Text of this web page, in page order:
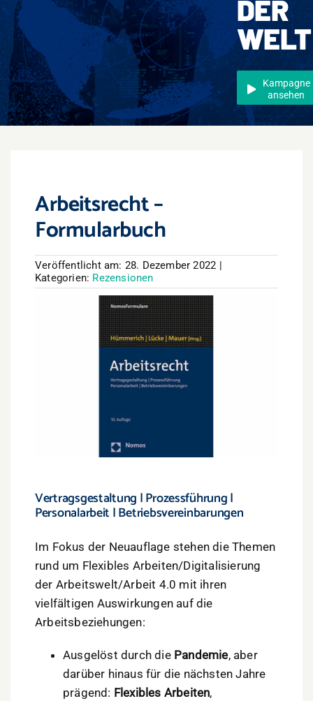
Events
Überregional
Jobs
Newsletter
DER
WELT
Kampagne
ansehen
Arbeitsrecht –
Formularbuch
Veröffentlicht am: 28. Dezember 2022 |
Kategorien: Rezensionen
Vertragsgestaltung | Prozessführung |
Personalarbeit | Betriebsvereinbarungen
Im Fokus der Neuauflage stehen die Themen
rund um Flexibles Arbeiten/Digitalisierung
der Arbeitswelt/Arbeit 4.0 mit ihren
vielfältigen Auswirkungen auf die
Arbeitsbeziehungen:
Ausgelöst durch die Pandemie, aber
darüber hinaus für die nächsten Jahre
prägend: Flexibles Arbeiten,